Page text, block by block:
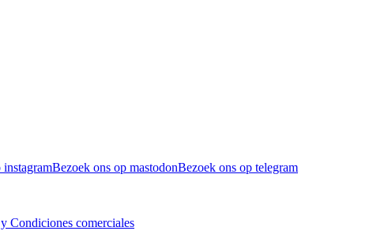
instagramBezoek ons op mastodonBezoek ons op telegram
Condiciones comerciales